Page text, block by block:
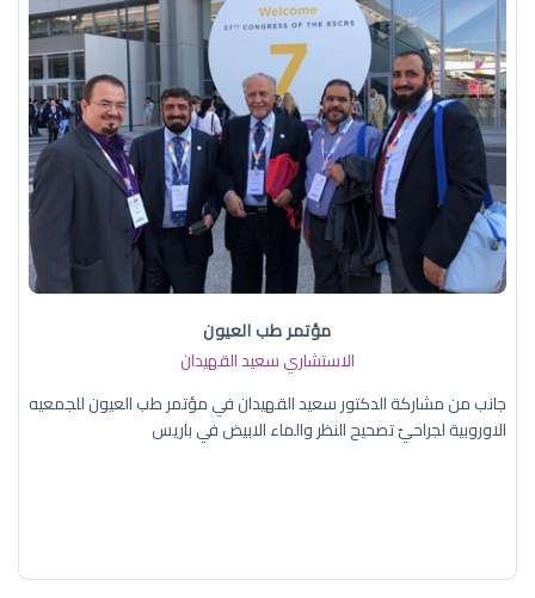
مؤتمر طب العيون
الاستشاري سعيد القهيدان
جانب من مشاركة الدكتور سعيد القهيدان في مؤتمر طب العيون للجمعيه
الاوروبية لجراحيّ تصحيح النظر والماء الابيض في باريس